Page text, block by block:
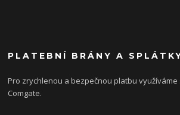
PLATEBNÍ BRÁNY A
Pro zrychlenou a bezpečnou platbu
Comgate.